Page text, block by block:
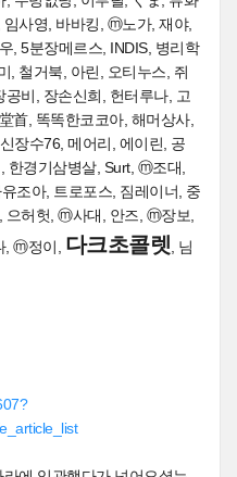
사영, 바바킹, ⓜ노가, 재야,
5분장메르스, INDIS, 병리학
, 철거북, 아린, 오티누스, 쥐
비, 장손신희, 헌터루나, 고
首, 똑똑한코코아, 해머상사,
장수76, 메어리, 에이린, 공
한경기삼병살, Surt, ⓜ조대,
조아, 트로포스, 짐레이너, 중
으허헛, ⓜ사대, 안즈, ⓜ장보,
, ⓜ정이, 다크초콜렛 , 님